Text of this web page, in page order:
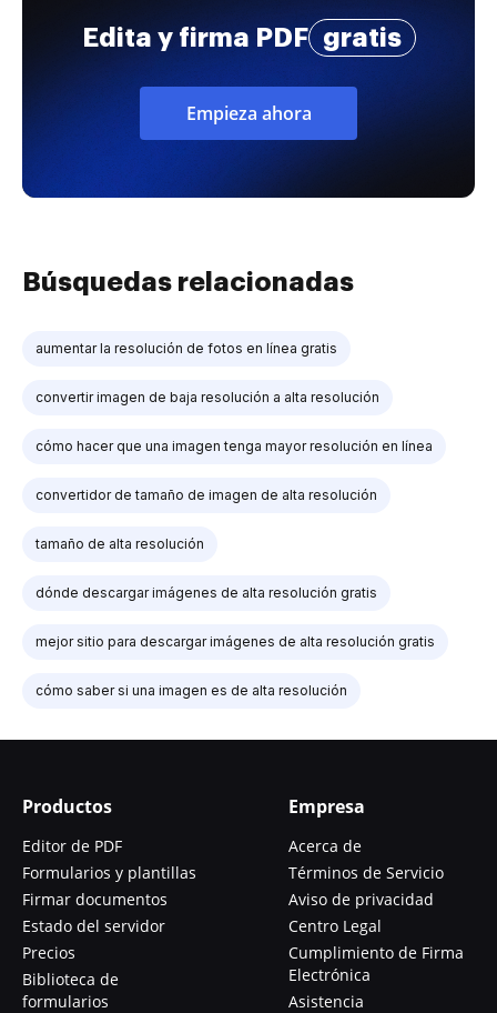
Edita y firma PDF gratis
Empieza ahora
Búsquedas relacionadas
aumentar la resolución de fotos en línea gratis
convertir imagen de baja resolución a alta resolución
cómo hacer que una imagen tenga mayor resolución en línea
convertidor de tamaño de imagen de alta resolución
tamaño de alta resolución
dónde descargar imágenes de alta resolución gratis
mejor sitio para descargar imágenes de alta resolución gratis
cómo saber si una imagen es de alta resolución
Productos
Editor de PDF
Formularios y plantillas
Firmar documentos
Estado del servidor
Precios
Biblioteca de
formularios
Empresa
Acerca de
Términos de Servicio
Aviso de privacidad
Centro Legal
Cumplimiento de Firma
Electrónica
Asistencia